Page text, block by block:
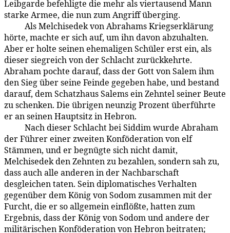
Leibgarde befehligte die mehr als viertausend Mann
starke Armee, die nun zum Angriff überging.
Als Melchisedek von Abrahams Kriegserklärung
hörte, machte er sich auf, um ihn davon abzuhalten.
Aber er holte seinen ehemaligen Schüler erst ein, als
dieser siegreich von der Schlacht zurückkehrte.
Abraham pochte darauf, dass der Gott von Salem ihm
den Sieg über seine Feinde gegeben habe, und bestand
darauf, dem Schatzhaus Salems ein Zehntel seiner Beute
zu schenken. Die übrigen neunzig Prozent überführte
er an seinen Hauptsitz in Hebron.
Nach dieser Schlacht bei Siddim wurde Abraham
der Führer einer zweiten Konföderation von elf
Stämmen, und er begnügte sich nicht damit,
Melchisedek den Zehnten zu bezahlen, sondern sah zu,
dass auch alle anderen in der Nachbarschaft
desgleichen taten. Sein diplomatisches Verhalten
gegenüber dem König von Sodom zusammen mit der
Furcht, die er so allgemein einflößte, hatten zum
Ergebnis, dass der König von Sodom und andere der
militärischen Konföderation von Hebron beitraten;